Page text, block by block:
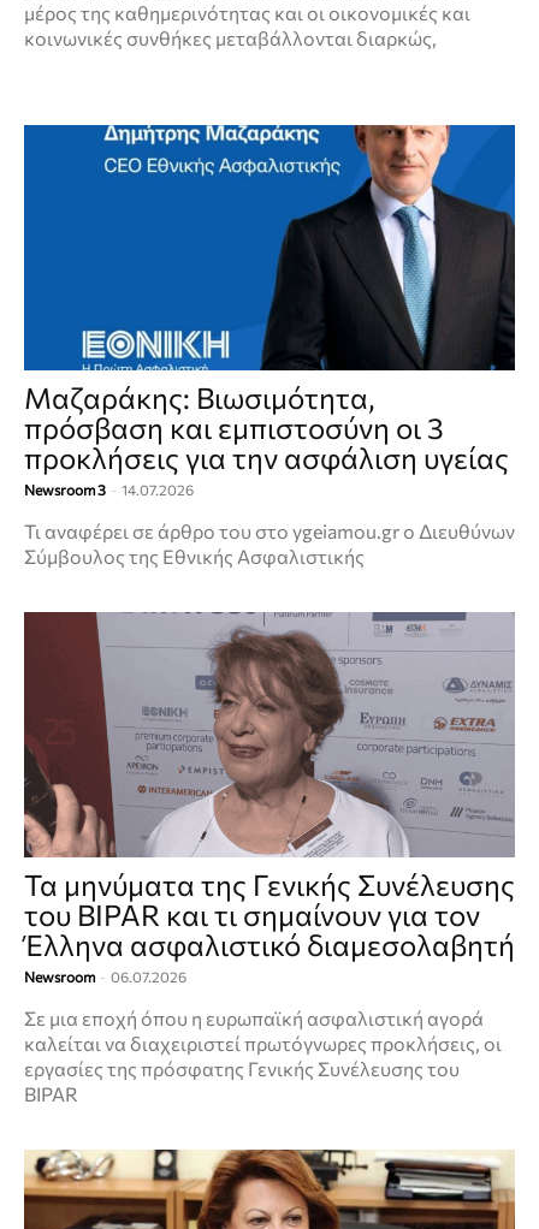
μέρος της καθημερινότητας και οι οικονομικές και
κοινωνικές συνθήκες μεταβάλλονται διαρκώς,
Μαζαράκης: Βιωσιμότητα,
πρόσβαση και εμπιστοσύνη οι 3
προκλήσεις για την ασφάλιση υγείας
Newsroom 3 - 14.07.2026
Τι αναφέρει σε άρθρο του στο ygeiamou.gr ο Διευθύνων
Σύμβουλος της Εθνικής Ασφαλιστικής
Τα μηνύματα της Γενικής Συνέλευσης
του BIPAR και τι σημαίνουν για τον
Έλληνα ασφαλιστικό διαμεσολαβητή
Newsroom - 06.07.2026
Σε μια εποχή όπου η ευρωπαϊκή ασφαλιστική αγορά
καλείται να διαχειριστεί πρωτόγνωρες προκλήσεις, οι
εργασίες της πρόσφατης Γενικής Συνέλευσης του
BIPAR